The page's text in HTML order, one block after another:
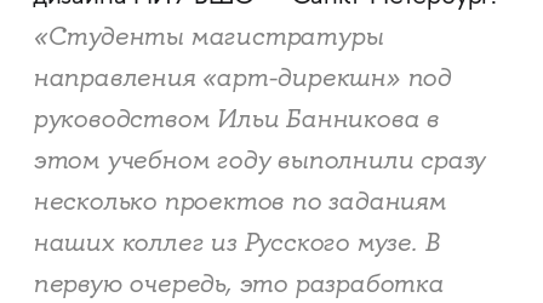
«Студенты магистратуры
направления «арт-дирекшн» под
руководством Ильи Банникова в
этом учебном году выполнили сразу
несколько проектов по заданиям
наших коллег из Русского музе. В
первую очередь, это разработка